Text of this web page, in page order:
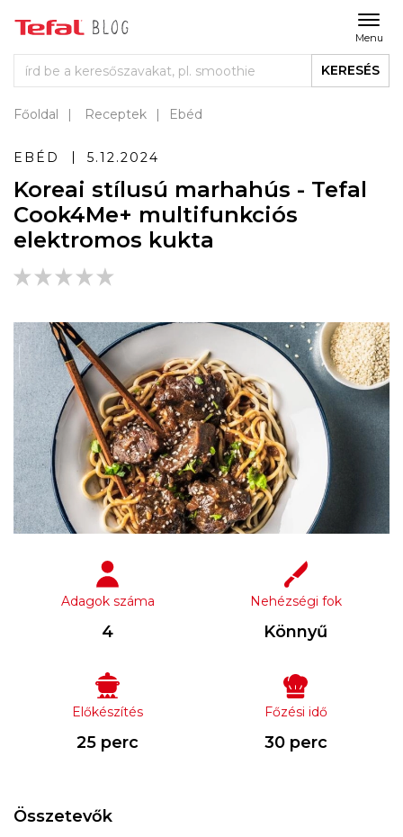
Menu
KERESÉS
Főoldal Receptek Ebéd
EBÉD 5.12.2024
Koreai stílusú marhahús - Tefal
Cook4Me+ multifunkciós
elektromos kukta
Adagok száma
4
Nehézségi fok
Könnyű
Előkészítés
25 perc
Főzési idő
30 perc
Összetevők